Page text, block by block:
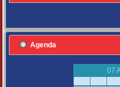
Agenda
07
M
S S